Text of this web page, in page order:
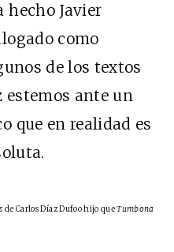
hecho Javier
como
de los textos
estemos ante un
que en realidad es
de Carlos Díaz Dufoo hijo queTumbona